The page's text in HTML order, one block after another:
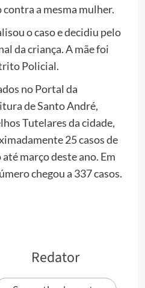
a mesma mulher.
o caso e decidiu pelo
da criança. A mãe foi
Policial.
no Portal da
de Santo André,
Tutelares da cidade,
25 casos de
março deste ano. Em
chegou a 337 casos.
Redator